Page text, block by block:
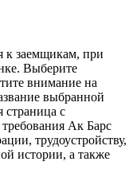
к заемщикам, при
Выберите
внимание на
выбранной
с
Ак Барс
трудоустройству,
истории, а также